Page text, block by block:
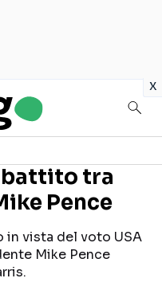
x
social
tra
Pence
vista del voto USA
Mike Pence